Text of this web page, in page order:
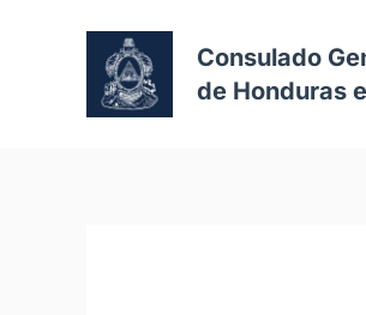
Consulado
de Honduras